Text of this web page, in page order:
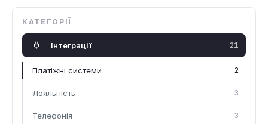
КАТЕГОРІЇ
Інтеграції 21
Платіжні системи 2
Лояльність 3
Телефонія 3